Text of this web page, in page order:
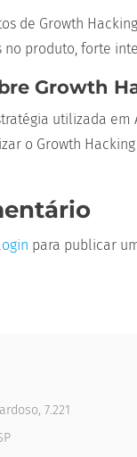
de Growth
produto, forte
Growth
utilizada em
o Growth
para publicar
7.221